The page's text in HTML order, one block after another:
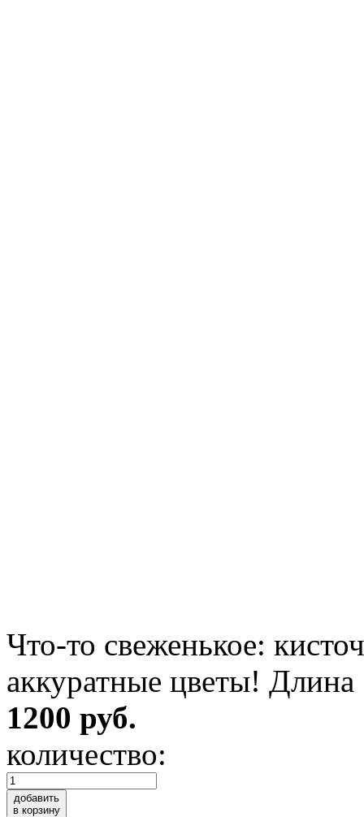
Что-то свеженькое:
аккуратные цветы!
1200 руб.
количество:
добавить
в корзину